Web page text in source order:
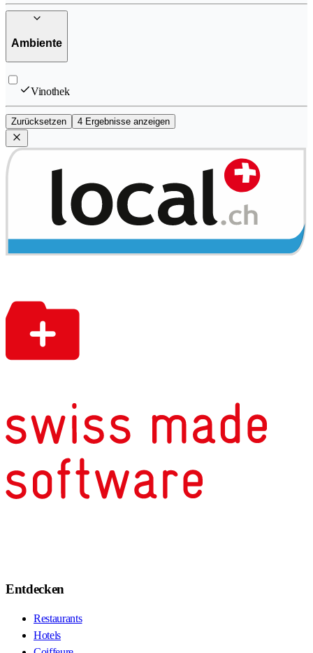
Ambiente
Vinothek
Zurücksetzen 4 Ergebnisse anzeigen
Entdecken
Restaurants
Hotels